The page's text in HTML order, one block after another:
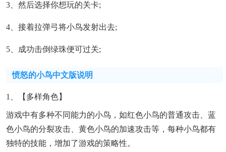
3、然后选择你想玩的关卡;
4、接着拉弹弓将小鸟发射出去;
5、成功击倒绿珠便可过关;
愤怒的小鸟中文版说明
1、【多样角色】
游戏中有多种不同能力的小鸟，如红色小鸟的普通攻击、蓝
色小鸟的分裂攻击、黄色小鸟的加速攻击等，每种小鸟都有
独特的技能，增加了游戏的策略性。